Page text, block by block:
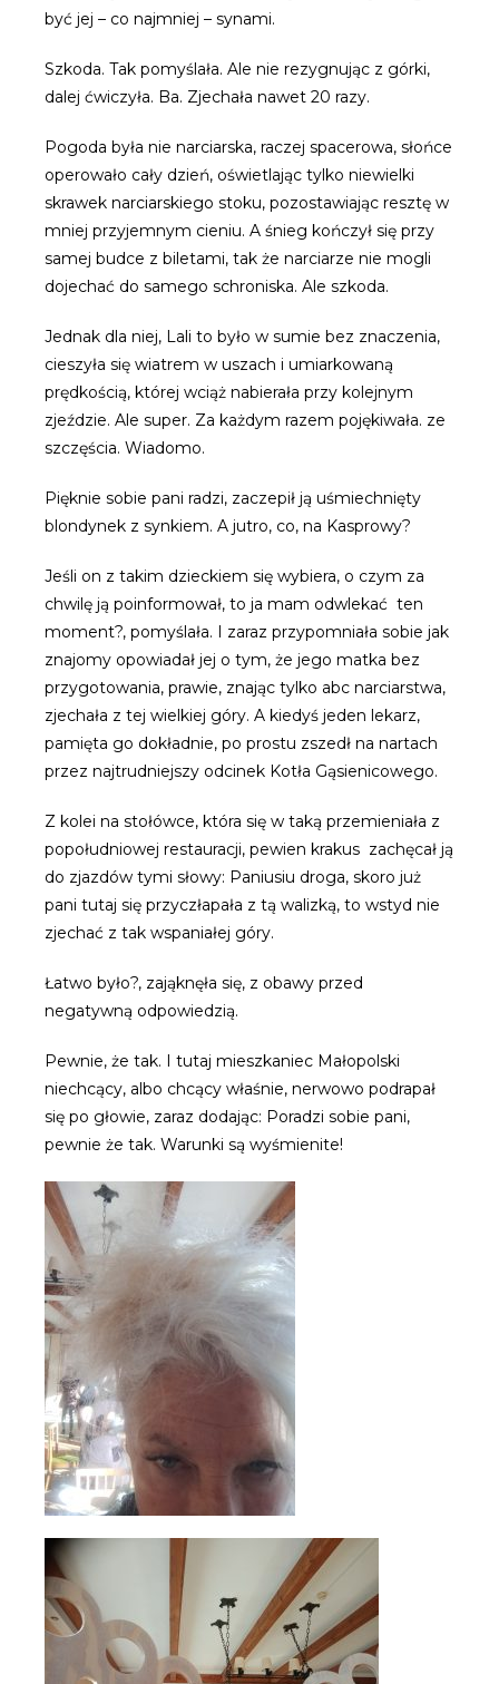
być jej – co najmniej – synami.
Szkoda. Tak pomyślała. Ale nie rezygnując z górki,
dalej ćwiczyła. Ba. Zjechała nawet 20 razy.
Pogoda była nie narciarska, raczej spacerowa, słońce
operowało cały dzień, oświetlając tylko niewielki
skrawek narciarskiego stoku, pozostawiając resztę w
mniej przyjemnym cieniu. A śnieg kończył się przy
samej budce z biletami, tak że narciarze nie mogli
dojechać do samego schroniska. Ale szkoda.
Jednak dla niej, Lali to było w sumie bez znaczenia,
cieszyła się wiatrem w uszach i umiarkowaną
prędkością, której wciąż nabierała przy kolejnym
zjeździe. Ale super. Za każdym razem pojękiwała. ze
szczęścia. Wiadomo.
Pięknie sobie pani radzi, zaczepił ją uśmiechnięty
blondynek z synkiem. A jutro, co, na Kasprowy?
Jeśli on z takim dzieckiem się wybiera, o czym za
chwilę ją poinformował, to ja mam odwlekać ten
moment?, pomyślała. I zaraz przypomniała sobie jak
znajomy opowiadał jej o tym, że jego matka bez
przygotowania, prawie, znając tylko abc narciarstwa,
zjechała z tej wielkiej góry. A kiedyś jeden lekarz,
pamięta go dokładnie, po prostu zszedł na nartach
przez najtrudniejszy odcinek Kotła Gąsienicowego.
Z kolei na stołówce, która się w taką przemieniała z
popołudniowej restauracji, pewien krakus zachęcał ją
do zjazdów tymi słowy: Paniusiu droga, skoro już
pani tutaj się przyczłapała z tą walizką, to wstyd nie
zjechać z tak wspaniałej góry.
Łatwo było?, zająknęła się, z obawy przed
negatywną odpowiedzią.
Pewnie, że tak. I tutaj mieszkaniec Małopolski
niechcący, albo chcący właśnie, nerwowo podrapał
się po głowie, zaraz dodając: Poradzi sobie pani,
pewnie że tak. Warunki są wyśmienite!